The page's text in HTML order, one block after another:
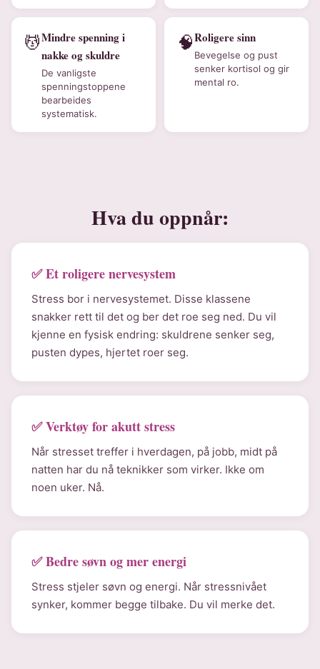
💆Mindre spenning i
nakke og skuldre
De vanligste
spenningstoppene
bearbeides
systematisk.
🧠Roligere sinn
Bevegelse og pust
senker kortisol og gir
mental ro.
Hva du oppnår:
✅ Et roligere nervesystem
Stress bor i nervesystemet. Disse klassene
snakker rett til det og ber det roe seg ned. Du vil
kjenne en fysisk endring: skuldrene senker seg,
pusten dypes, hjertet roer seg.
✅ Verktøy for akutt stress
Når stresset treffer i hverdagen, på jobb, midt på
natten har du nå teknikker som virker. Ikke om
noen uker. Nå.
✅ Bedre søvn og mer energi
Stress stjeler søvn og energi. Når stressnivået
synker, kommer begge tilbake. Du vil merke det.